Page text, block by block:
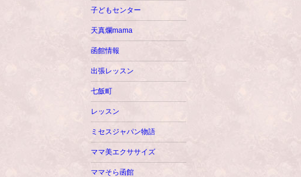
子どもセンター
天真爛mama
函館情報
出張レッスン
七飯町
レッスン
ミセスジャパン物語
ママ美エクササイズ
ママそら函館